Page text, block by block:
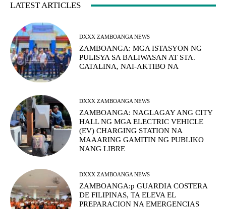
LATEST ARTICLES
DXXX ZAMBOANGA NEWS
ZAMBOANGA: MGA ISTASYON NG
PULISYA SA BALIWASAN AT STA.
CATALINA, NAI-AKTIBO NA
DXXX ZAMBOANGA NEWS
ZAMBOANGA: NAGLAGAY ANG CITY
HALL NG MGA ELECTRIC VEHICLE
(EV) CHARGING STATION NA
MAAARING GAMITIN NG PUBLIKO
NANG LIBRE
DXXX ZAMBOANGA NEWS
ZAMBOANGA:p GUARDIA COSTERA
DE FILIPINAS, TA ELEVA EL
PREPARACION NA EMERGENCIAS